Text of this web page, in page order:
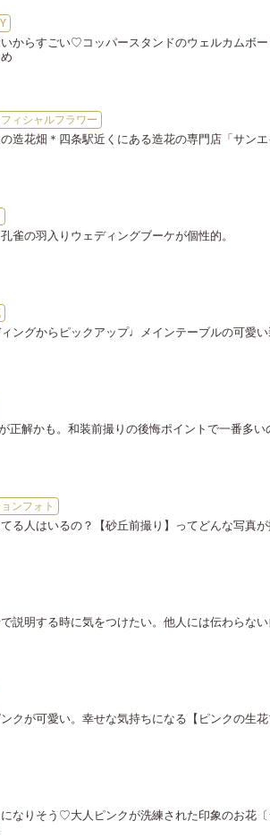
からすごい♡コッパースタンドのウェルカムボ
ィシャルフラワー
造花畑＊四条駅近くにある造花の専門店「サン
雀の羽入りウェディングブーケが個性的。
ングからピックアップ♩メインテーブルの可愛
正解かも。和装前撮りの後悔ポイントで一番多い
ンフォト
る人はいるの？【砂丘前撮り】ってどんな写真
説明する時に気をつけたい。他人には伝わらな
クが可愛い。幸せな気持ちになる【ピンクの生
なりそう♡大人ピンクが洗練された印象のお花